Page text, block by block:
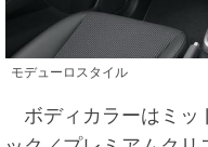
モデューロスタイル
ボディカラーはミッ